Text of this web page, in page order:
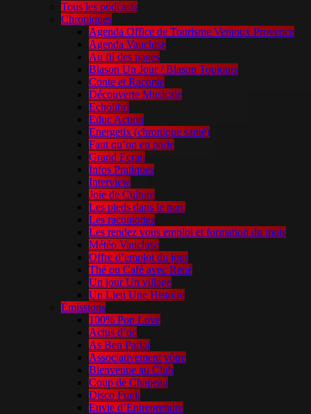
Tous les podcasts
Chroniques
Agenda Office de Tourisme Ventoux Provence
Agenda Vaucluse
Au fil des pages
Blason Un Jour / Blason Toujours
Conte et Raconte
Découverte Musicale
Echolibri
Educ Action
Energetix (chronique santé)
Faut qu’on en parle
Grand Ecran
Infos Pratiques
Interview
Joie de Culture
Les pieds dans le parc
Les racontottes
Les rendez vous emploi et formation du mois
Météo Vaucluse
Offre d’emploi du jour
Thé ou Café avec René
Un jour Un village
Un Lieu Une Histoire
Émissions
100% Pop Love
Actus d’oc
As Ben Parlat
Associativement vôtre
Bienvenue au Club
Coup de Chapeau
Disco Funk
Envie d’Entreprendre